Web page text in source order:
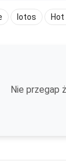
lotos Hot
Nie przegap